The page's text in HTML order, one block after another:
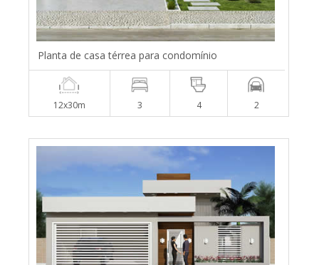
Planta de casa térrea para condomínio
12x30m 3 4 2